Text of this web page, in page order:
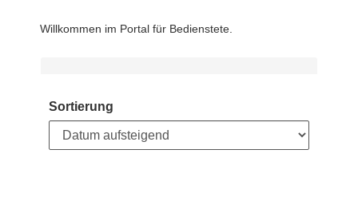
Willkommen im Portal für Bedienstete.
Sortierung